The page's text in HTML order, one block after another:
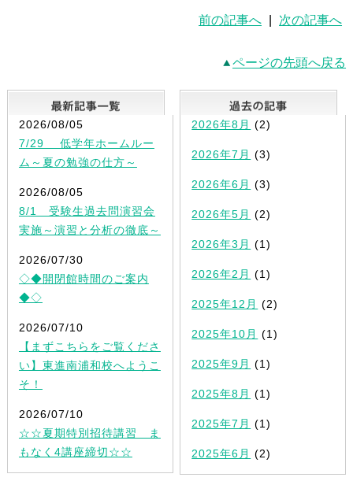
前の記事へ 次の記事へ
ページの先頭へ戻る
最新記事一覧
2026/08/05
7/29 低学年ホームルー
ム～夏の勉強の仕方～
2026/08/05
8/1 受験生過去問演習会
実施～演習と分析の徹底～
2026/07/30
◇◆開閉館時間のご案内
◆◇
2026/07/10
【まずこちらをご覧くださ
い】東進南浦和校へようこ
そ！
2026/07/10
☆☆夏期特別招待講習 ま
もなく4講座締切☆☆
2026年8月 (2)
2026年7月 (3)
2026年6月 (3)
2026年5月 (2)
2026年3月 (1)
2026年2月 (1)
2025年12月 (2)
2025年10月 (1)
2025年9月 (1)
2025年8月 (1)
2025年7月 (1)
2025年6月 (2)